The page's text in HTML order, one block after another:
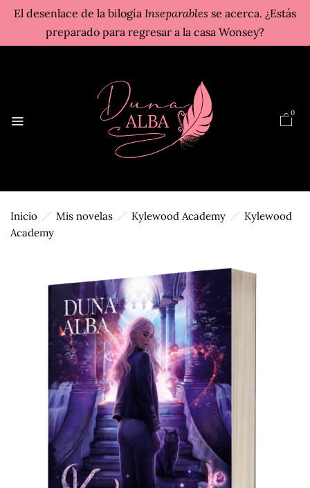
El desenlace de la bilogía Inseparables se acerca. ¿Estás
preparado para regresar a la casa Wonsey?
0
Inicio Mis novelas Kylewood Academy
Kylewood
Academy